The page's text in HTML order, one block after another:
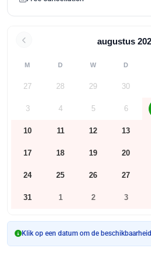
augustus
M D W D
27 28 29 30
3 4 5 6
10 11 12 13
17 18 19 20
24 25 26 27
31 1 2 3
Klik op een datum om de